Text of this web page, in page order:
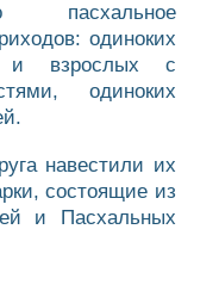
пасхальное
одиноких
и взрослых с
одиноких
навестили их
состоящие из
и Пасхальных